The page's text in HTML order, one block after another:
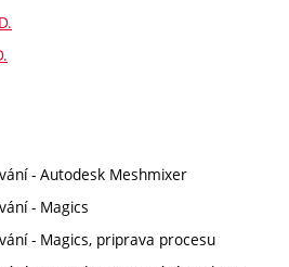
- Autodesk Meshmixer
- Magics
- Magics, priprava procesu